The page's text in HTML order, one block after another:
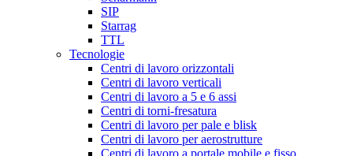
SIP
Starrag
TTL
Tecnologie
Centri di lavoro orizzontali
Centri di lavoro verticali
Centri di lavoro a 5 e 6 assi
Centri di torni-fresatura
Centri di lavoro per pale e blisk
Centri di lavoro per aerostrutture
Centri di lavoro a portale mobile e fisso